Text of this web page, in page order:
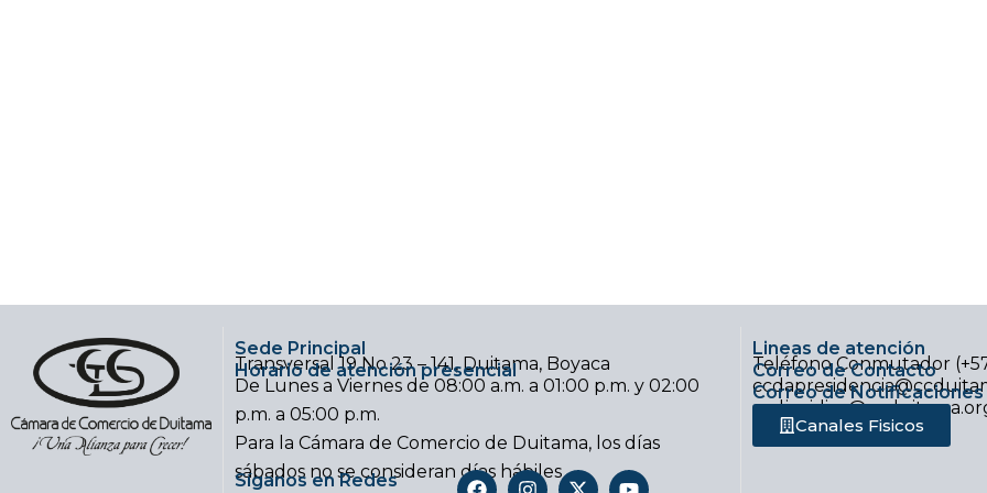
Sede Principal
Transversal 19 No 23 – 141, Duitama, Boyaca
Horario de atención presencial
De Lunes a Viernes de 08:00 a.m. a 01:00 p.m. y 02:00
p.m. a 05:00 p.m.
Para la Cámara de Comercio de Duitama, los días
sábados no se consideran días hábiles
Síganos en Redes
F
I
X
Y
Lineas de atención
Teléfono Conmutador
Correo de Contacto
Correo de Notificaciones
Canales Fisicos